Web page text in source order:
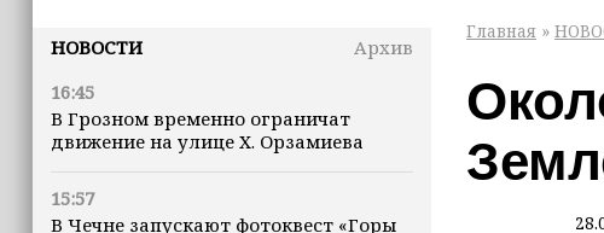
НОВОСТИ
Архив
16:45
В Грозном временно ограничат
движение на улице Х. Орзамиева
15:57
В Чечне запускают фотоквест «Горы
Главная »